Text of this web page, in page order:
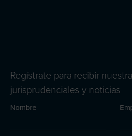
Regístrate para recibir
jurisprudenciales y noticias
Nombre